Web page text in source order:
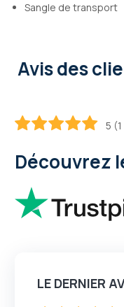
Sangle de transport
Avis des
5
Découvrez
LE DERNIER